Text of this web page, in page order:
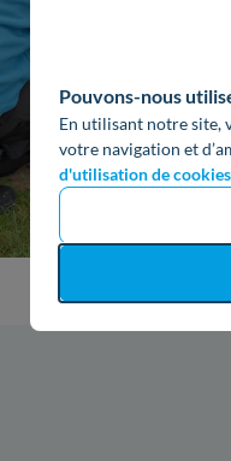
Pouvons-nous
En utilisant notre site,
votre navigation et
d'utilisation de